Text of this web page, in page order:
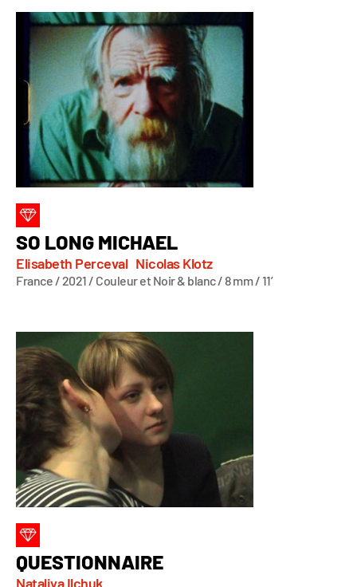
SO LONG MICHAEL
Elisabeth Perceval Nicolas Klotz
France / 2021 / Couleur et Noir & blanc / 8 mm / 11’
QUESTIONNAIRE
Nataliya Ilchuk